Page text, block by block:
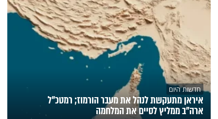
חדשות היום
איראן מתעקשת לנהל את מעבר הורמוז; רמטכ"ל
ארה"ב ממליץ לסיים את המלחמה